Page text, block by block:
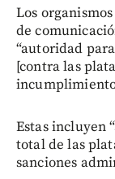
Los
de
“autoridad
[contra las
Estas incluyen
total de las
sanciones